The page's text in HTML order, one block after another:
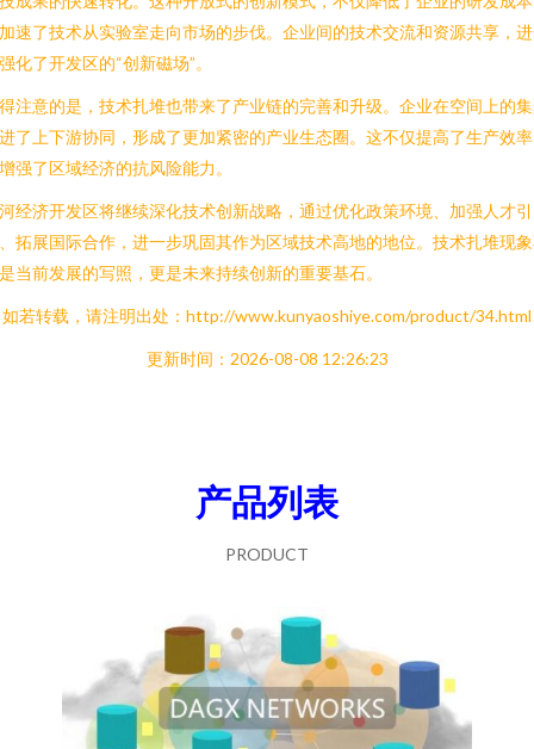
速了技术从实验室走向市场的步伐。企业间的技术交流和资源共享，
化了开发区的“创新磁场”。
注意的是，技术扎堆也带来了产业链的完善和升级。企业在空间上的
了上下游协同，形成了更加紧密的产业生态圈。这不仅提高了生产效
强了区域经济的抗风险能力。
经济开发区将继续深化技术创新战略，通过优化政策环境、加强人才引
拓展国际合作，进一步巩固其作为区域技术高地的地位。技术扎堆现
当前发展的写照，更是未来持续创新的重要基石。
如若转载，请注明出处：http://www.kunyaoshiye.com/product/34.html
更新时间：2026-08-08 12:26:23
产品列表
PRODUCT